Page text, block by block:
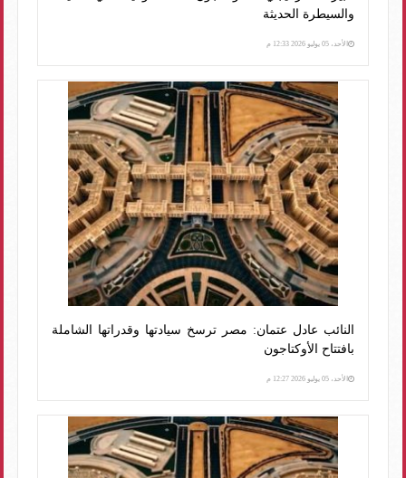
والسيطرة الحديثة
الأحد، 05 يوليو 2026 12:33 م
النائب عادل عتمان: مصر ترسخ سيادتها وقدراتها الشاملة
بافتتاح الأوكتاجون
الأحد، 05 يوليو 2026 12:27 م